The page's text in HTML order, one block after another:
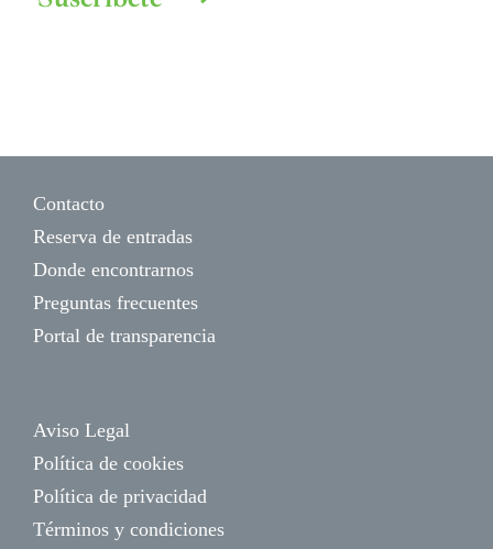
Contacto
Reserva de entradas
Donde encontrarnos
Preguntas frecuentes
Portal de transparencia
Aviso Legal
Política de cookies
Política de privacidad
Términos y condiciones